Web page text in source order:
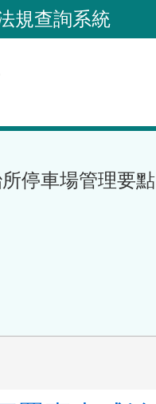
規查詢系統
停車場管理要點